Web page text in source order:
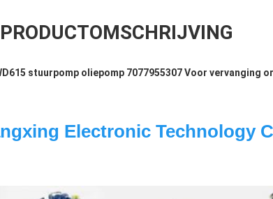
PRODUCTOMSCHRIJVING
stuurpomp oliepomp 7077955307 Voor vervanging
Electronic Technology